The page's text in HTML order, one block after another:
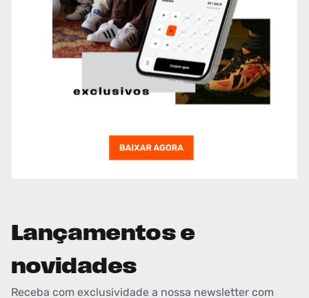
Lançamentos e
novidades
Receba com exclusividade a nossa newsletter com